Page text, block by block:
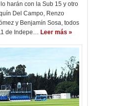
harán con la Sub 15 y otro
Del Campo, Renzo
y Benjamín Sosa, todos
de Indepe… Leer más »